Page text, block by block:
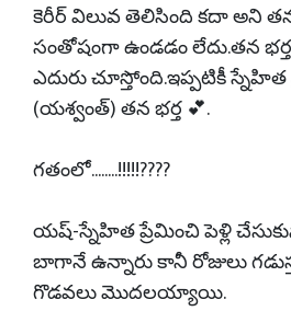
కెరీర్ విలువ తెలిసింది కదా అని
సంతోషంగా ఉండడం లేదు.తన
ఎదురు చూస్తోంది.ఇప్పటికీ
(యశ్వంత్) తన భర్త 💕.
గతంలో........!!!!!????
యష్-స్నేహిత ప్రేమించి పెళ్లి
బాగానే ఉన్నారు కానీ రోజులు
గొడవలు మొదలయ్యాయి.